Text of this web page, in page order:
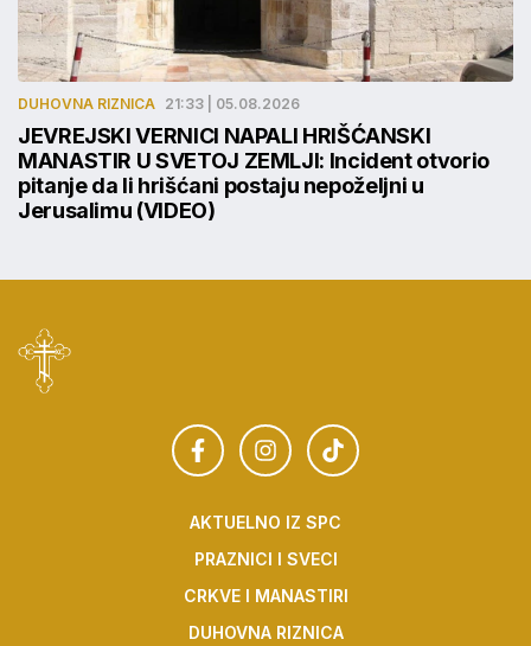
DUHOVNA RIZNICA 21:33 | 05.08.2026
JEVREJSKI VERNICI NAPALI HRIŠĆANSKI
MANASTIR U SVETOJ ZEMLJI: Incident otvorio
pitanje da li hrišćani postaju nepoželjni u
Jerusalimu (VIDEO)
AKTUELNO IZ SPC
PRAZNICI I SVECI
CRKVE I MANASTIRI
DUHOVNA RIZNICA